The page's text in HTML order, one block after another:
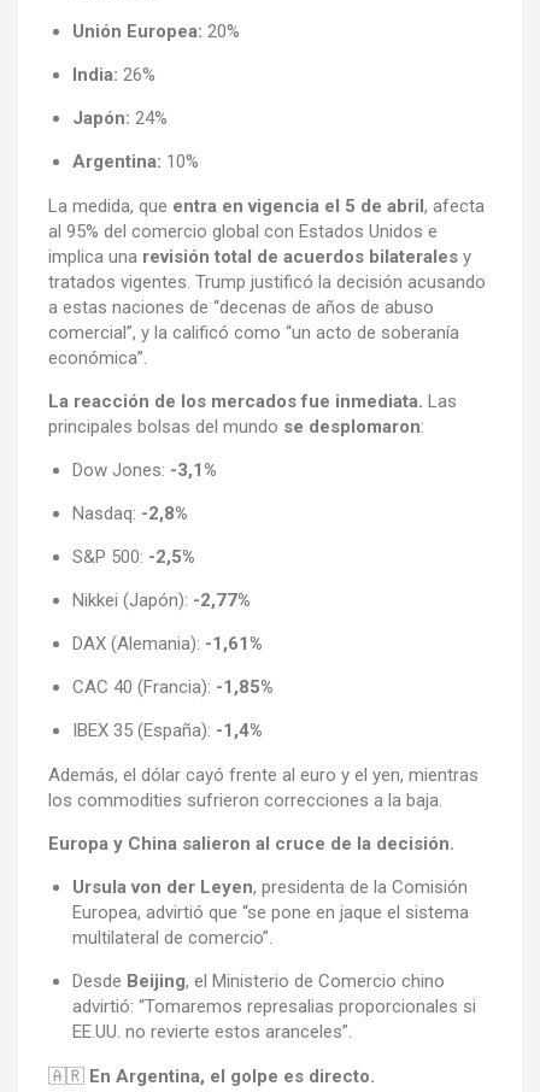
Unión Europea: 20%
India: 26%
Japón: 24%
Argentina: 10%
La medida, que entra en vigencia el 5 de abril, afecta
al 95% del comercio global con Estados Unidos e
implica una revisión total de acuerdos bilaterales y
tratados vigentes. Trump justificó la decisión acusando
a estas naciones de “decenas de años de abuso
comercial”, y la calificó como “un acto de soberanía
económica”.
La reacción de los mercados fue inmediata. Las
principales bolsas del mundo se desplomaron:
Dow Jones: -3,1%
Nasdaq: -2,8%
S&P 500: -2,5%
Nikkei (Japón): -2,77%
DAX (Alemania): -1,61%
CAC 40 (Francia): -1,85%
IBEX 35 (España): -1,4%
Además, el dólar cayó frente al euro y el yen, mientras
los commodities sufrieron correcciones a la baja.
Europa y China salieron al cruce de la decisión.
Ursula von der Leyen, presidenta de la Comisión
Europea, advirtió que “se pone en jaque el sistema
multilateral de comercio”.
Desde Beijing, el Ministerio de Comercio chino
advirtió: “Tomaremos represalias proporcionales si
EE.UU. no revierte estos aranceles”.
🇦🇷 En Argentina, el golpe es directo.